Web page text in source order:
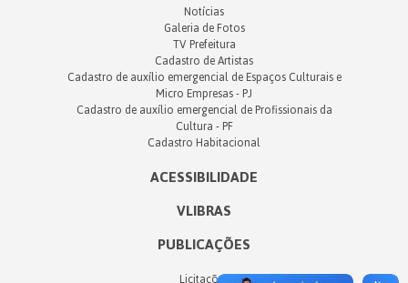
Notícias
Galeria de Fotos
TV Prefeitura
Cadastro de Artistas
Cadastro de auxílio emergencial de Espaços Culturais e
Micro Empresas - PJ
Cadastro de auxílio emergencial de Profissionais da
Cultura - PF
Cadastro Habitacional
ACESSIBILIDADE
VLIBRAS
PUBLICAÇÕES